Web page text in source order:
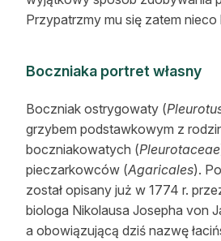
Przypatrzmy mu się zatem
Boczniaka portret własny
Boczniak ostrygowaty (
grzybem podstawkowym z
boczniakowatych (Pleurotaceae
pieczarkowców (Agaricales).
został opisany już w 1774 r.
biologa Nikolausa Josepha von
a obowiązującą dziś nazwę